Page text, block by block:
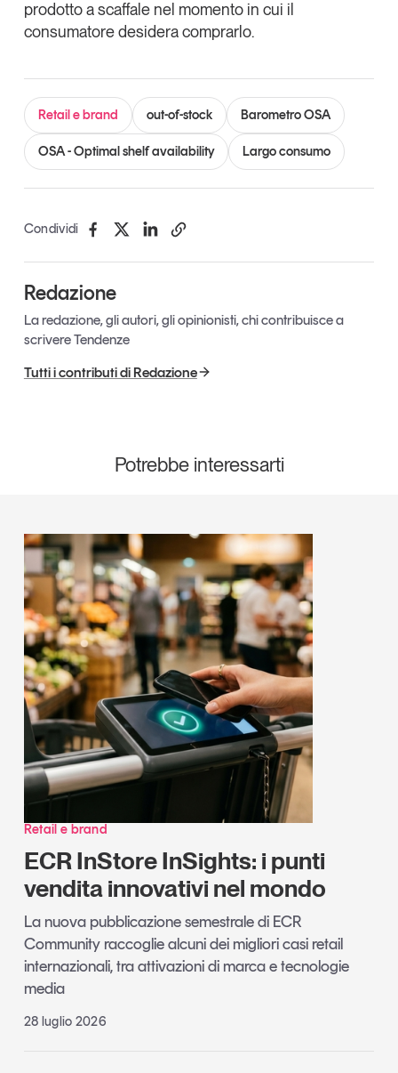
prodotto a scaffale nel momento in cui il
consumatore desidera comprarlo.
Retail e brand out-of-stock Barometro OSA
OSA - Optimal shelf availability Largo consumo
Condividi
Redazione
La redazione, gli autori, gli opinionisti, chi contribuisce a
scrivere Tendenze
Tutti i contributi di Redazione
Potrebbe interessarti
Retail e brand
ECR InStore InSights: i punti
vendita innovativi nel mondo
La nuova pubblicazione semestrale di ECR
Community raccoglie alcuni dei migliori casi retail
internazionali, tra attivazioni di marca e tecnologie
media
28 luglio 2026